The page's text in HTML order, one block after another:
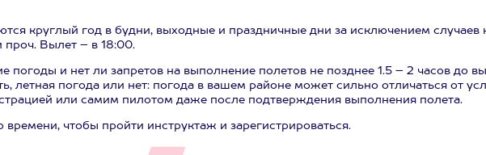
круглый год в будни, выходные и праздничные дни за исключением случаев
проч. Вылет – в 18:00.
погоды и нет ли запретов на выполнение полетов не позднее 1.5 – 2 часов до
летная погода или нет: погода в вашем районе может сильно отличаться от
или самим пилотом даже после подтверждения выполнения полета.
чтобы пройти инструктаж и зарегистрироваться.